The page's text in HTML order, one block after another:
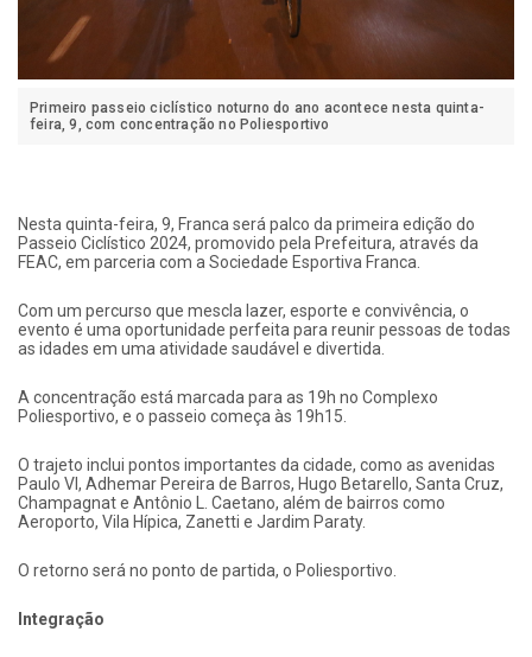
Primeiro passeio ciclístico noturno do ano acontece nesta quinta-
feira, 9, com concentração no Poliesportivo
Nesta quinta-feira, 9, Franca será palco da primeira edição do
Passeio Ciclístico 2024, promovido pela Prefeitura, através da
FEAC, em parceria com a Sociedade Esportiva Franca.
Com um percurso que mescla lazer, esporte e convivência, o
evento é uma oportunidade perfeita para reunir pessoas de todas
as idades em uma atividade saudável e divertida.
A concentração está marcada para as 19h no Complexo
Poliesportivo, e o passeio começa às 19h15.
O trajeto inclui pontos importantes da cidade, como as avenidas
Paulo VI, Adhemar Pereira de Barros, Hugo Betarello, Santa Cruz,
Champagnat e Antônio L. Caetano, além de bairros como
Aeroporto, Vila Hípica, Zanetti e Jardim Paraty.
O retorno será no ponto de partida, o Poliesportivo.
Integração